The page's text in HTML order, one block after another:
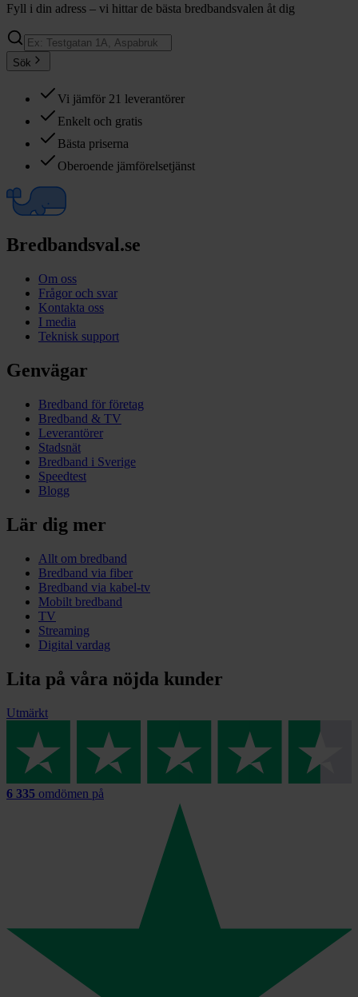
Fyll i din adress – vi hittar de bästa bredbandsvalen åt dig
Sök
Vi jämför 21 leverantörer
Enkelt och gratis
Bästa priserna
Oberoende jämförelsetjänst
Bredbandsval.se
Om oss
Frågor och svar
Kontakta oss
I media
Teknisk support
Genvägar
Bredband för företag
Bredband & TV
Leverantörer
Stadsnät
Bredband i Sverige
Speedtest
Blogg
Lär dig mer
Allt om bredband
Bredband via fiber
Bredband via kabel-tv
Mobilt bredband
TV
Streaming
Digital vardag
Lita på våra nöjda kunder
Utmärkt
6 335 omdömen på